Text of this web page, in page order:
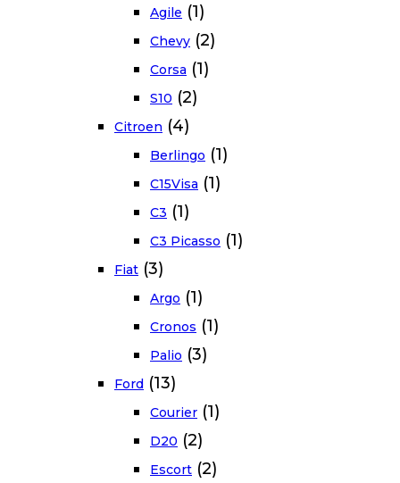
Agile (1)
Chevy (2)
Corsa (1)
S10 (2)
Citroen (4)
Berlingo (1)
C15Visa (1)
C3 (1)
C3 Picasso (1)
Fiat (3)
Argo (1)
Cronos (1)
Palio (3)
Ford (13)
Courier (1)
D20 (2)
Escort (2)